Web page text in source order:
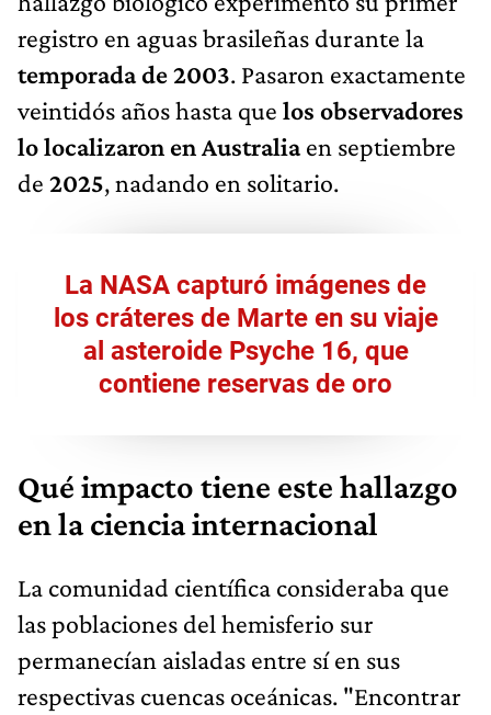
registro en aguas brasileñas durante la
temporada de 2003. Pasaron exactamente
veintidós años hasta que los observadores
lo localizaron en Australiaen septiembre
de 2025, nadando en solitario.
La NASA capturó imágenes de
los cráteres de Marte en su viaje
al asteroide Psyche 16, que
contiene reservas de oro
Qué impacto tiene este hallazgo
en la ciencia internacional
La comunidad científica consideraba que
las poblaciones del hemisferio sur
permanecían aisladas entre sí en sus
respectivas cuencas oceánicas. "Encontrar